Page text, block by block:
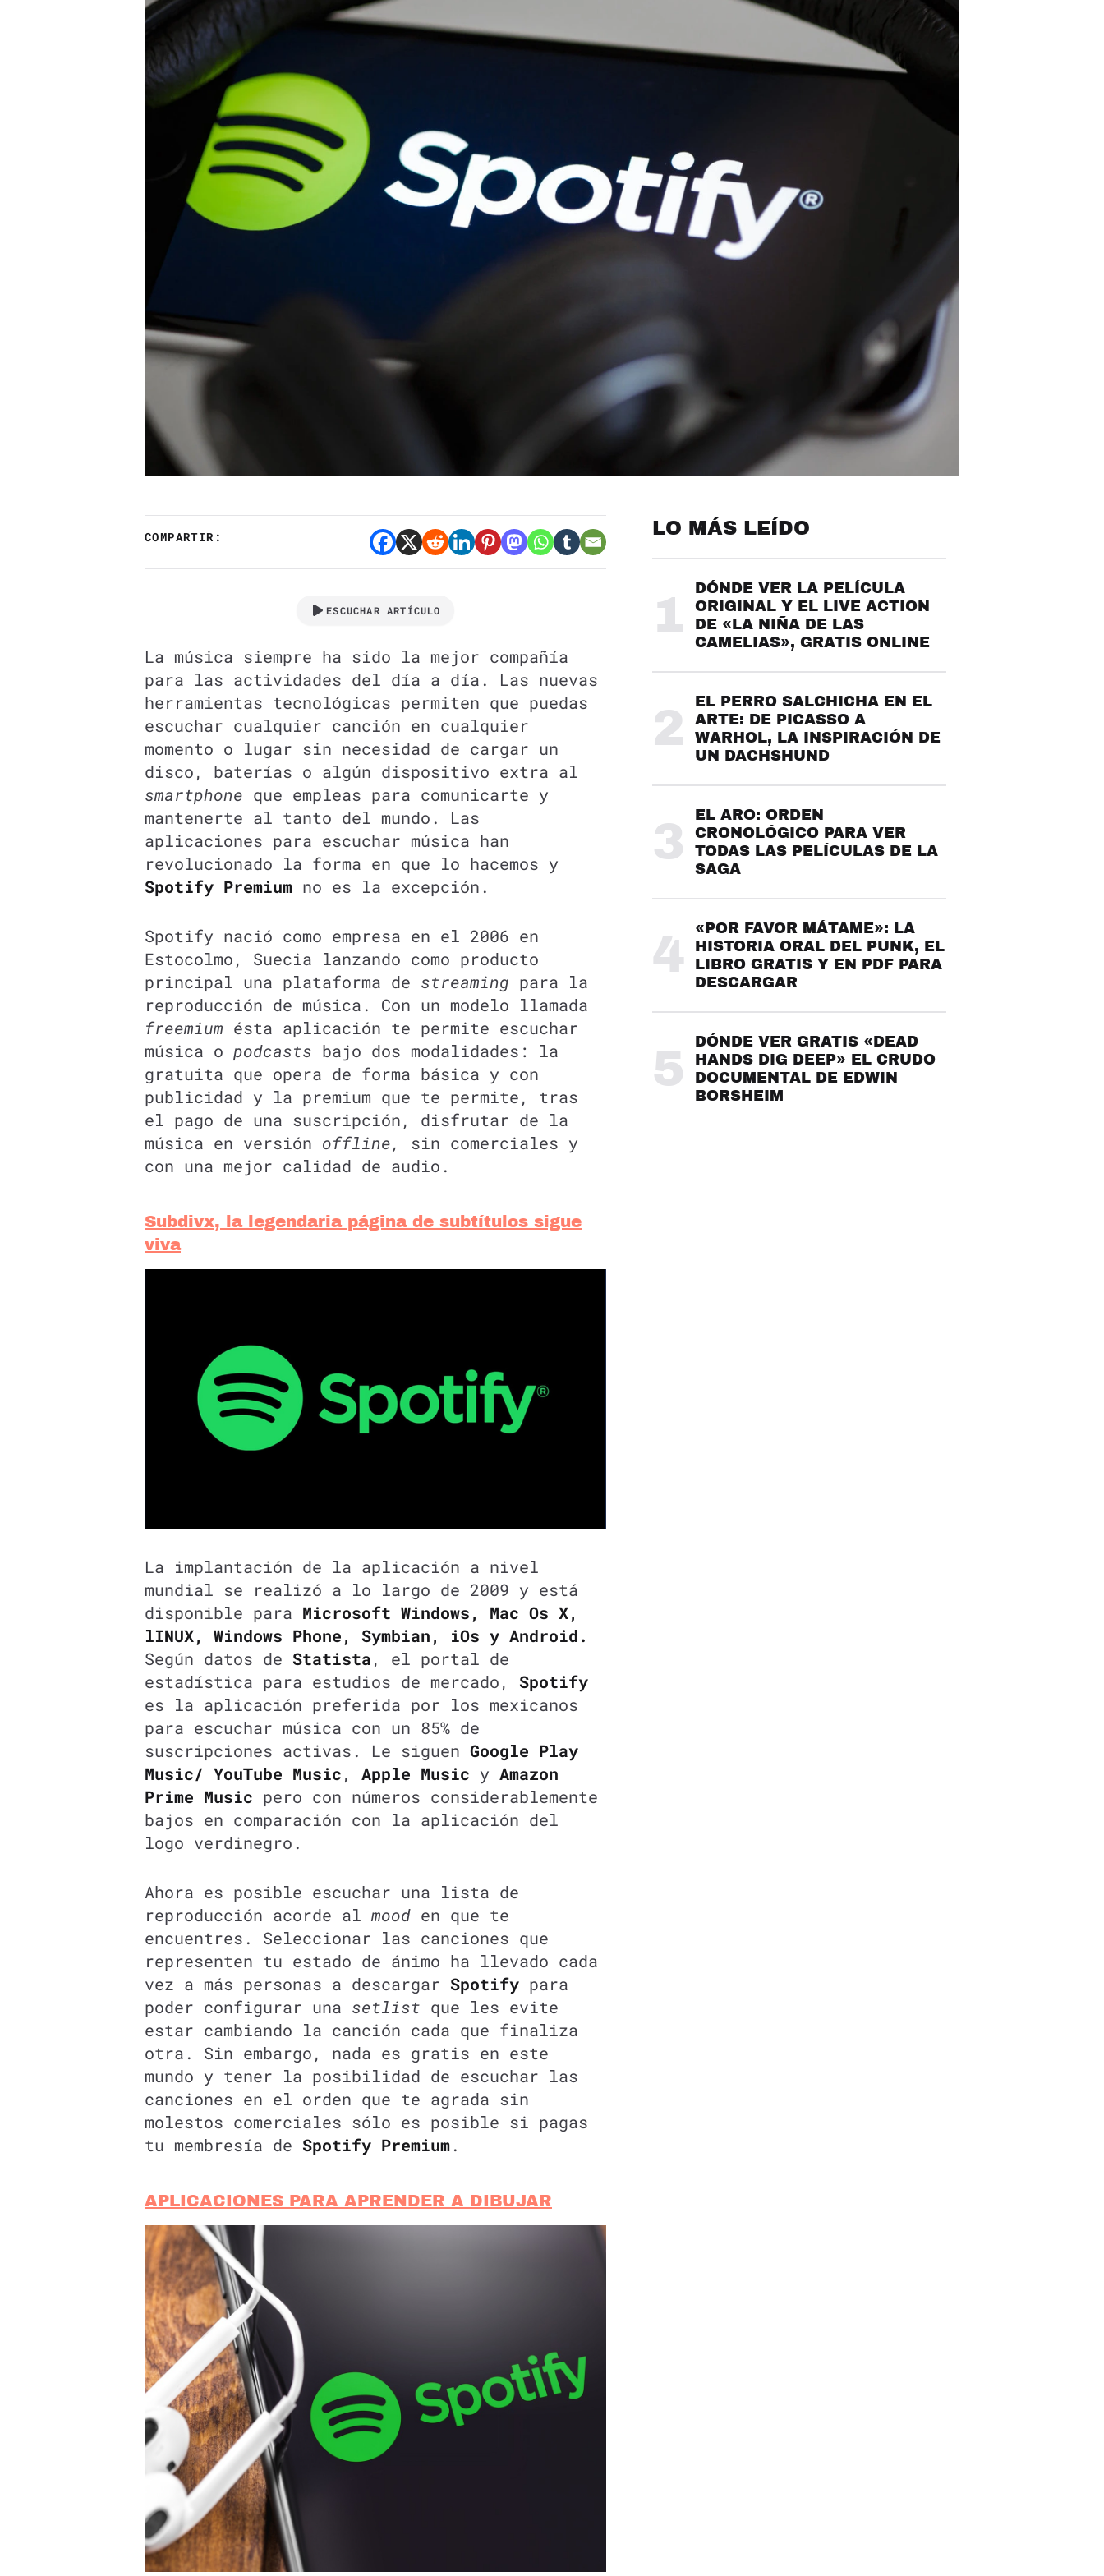
COMPARTIR:
ESCUCHAR ARTÍCULO
La música siempre ha sido la mejor compañía
para las actividades del día a día. Las nuevas
herramientas tecnológicas permiten que puedas
escuchar cualquier canción en cualquier
momento o lugar sin necesidad de cargar un
disco, baterías o algún dispositivo extra al
smartphone que empleas para comunicarte y
mantenerte al tanto del mundo. Las
aplicaciones para escuchar música han
revolucionado la forma en que lo hacemos y
Spotify Premium no es la excepción.
Spotify nació como empresa en el 2006 en
Estocolmo, Suecia lanzando como producto
principal una plataforma de streaming para la
reproducción de música. Con un modelo llamada
freemium ésta aplicación te permite escuchar
música o podcasts bajo dos modalidades: la
gratuita que opera de forma básica y con
publicidad y la premium que te permite, tras
el pago de una suscripción, disfrutar de la
música en versión offline, sin comerciales y
con una mejor calidad de audio.
Subdivx, la legendaria página de subtítulos sigue
viva
La implantación de la aplicación a nivel
mundial se realizó a lo largo de 2009 y está
disponible para Microsoft Windows, Mac Os X,
lINUX, Windows Phone, Symbian, iOs y Android.
Según datos de Statista, el portal de
estadística para estudios de mercado, Spotify
es la aplicación preferida por los mexicanos
para escuchar música con un 85% de
suscripciones activas. Le siguen Google Play
Music/ YouTube Music, Apple Music y Amazon
Prime Music pero con números considerablemente
bajos en comparación con la aplicación del
logo verdinegro.
Ahora es posible escuchar una lista de
reproducción acorde al mood en que te
encuentres. Seleccionar las canciones que
representen tu estado de ánimo ha llevado cada
vez a más personas a descargar Spotify para
poder configurar una setlist que les evite
estar cambiando la canción cada que finaliza
otra. Sin embargo, nada es gratis en este
mundo y tener la posibilidad de escuchar las
canciones en el orden que te agrada sin
molestos comerciales sólo es posible si pagas
tu membresía de Spotify Premium.
APLICACIONES PARA APRENDER A DIBUJAR
LO MÁS LEÍDO
1
DÓNDE VER LA PELÍCULA
ORIGINAL Y EL LIVE ACTION
DE «LA NIÑA DE LAS
CAMELIAS», GRATIS ONLINE
2
EL PERRO SALCHICHA EN EL
ARTE: DE PICASSO A
WARHOL, LA INSPIRACIÓN DE
UN DACHSHUND
3
EL ARO: ORDEN
CRONOLÓGICO PARA VER
TODAS LAS PELÍCULAS DE LA
SAGA
4
«POR FAVOR MÁTAME»: LA
HISTORIA ORAL DEL PUNK, EL
LIBRO GRATIS Y EN PDF PARA
DESCARGAR
5
DÓNDE VER GRATIS «DEAD
HANDS DIG DEEP» EL CRUDO
DOCUMENTAL DE EDWIN
BORSHEIM